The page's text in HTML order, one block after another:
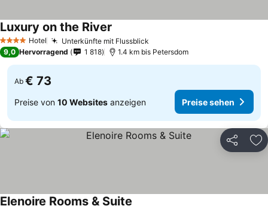
4 Sterne Hotel Unterkünfte mit Flussblick
Luxury on the River
9,0 Hervorragend 1 818 1.4 km bis Petersdom
Ab € 73
Preise von 10 Websites anzeigen Preise sehen
Teilen
Elenoire Rooms & Suite